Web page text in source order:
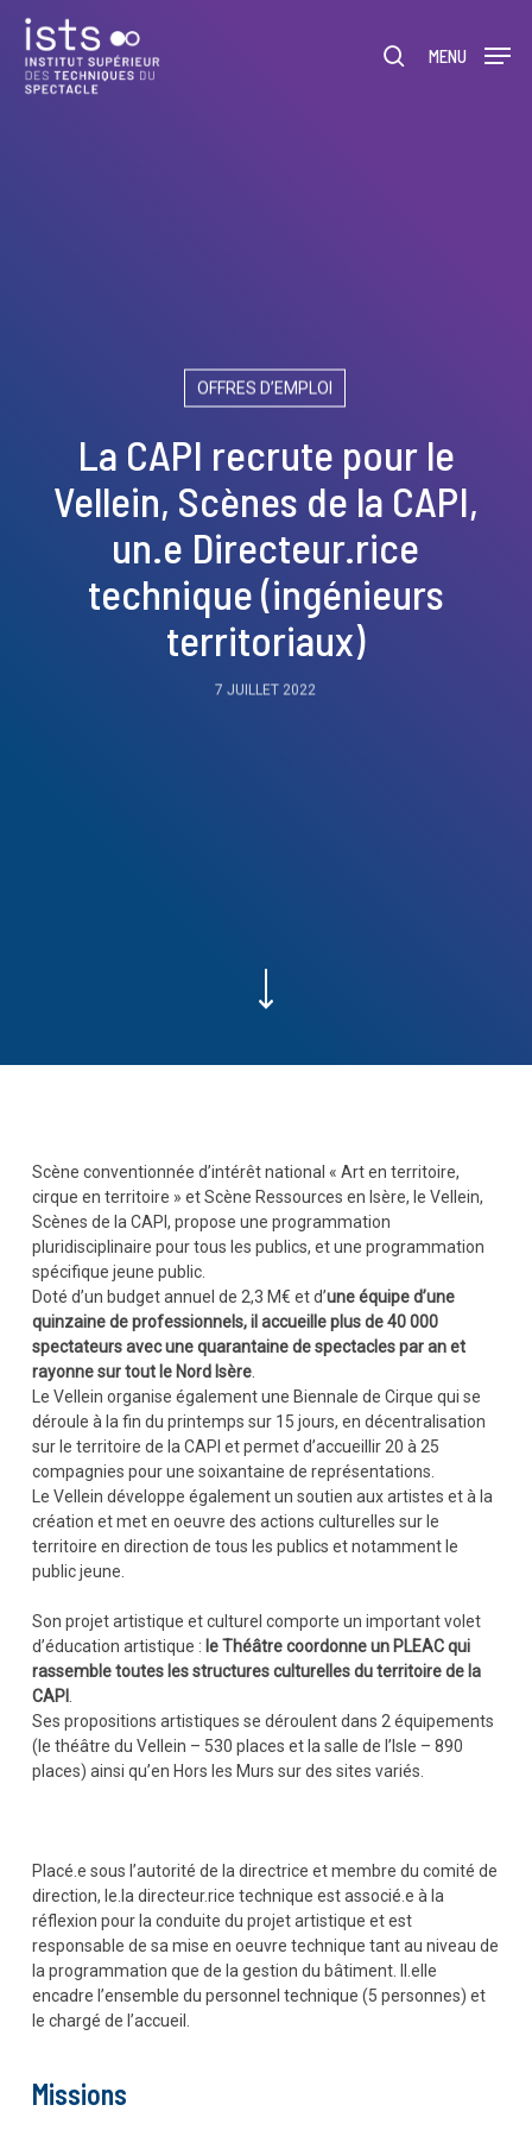
main
content
rechercher
MENU
OFFRES D’EMPLOI
La CAPI recrute pour le
Vellein, Scènes de la CAPI,
un.e Directeur.rice
technique (ingénieurs
territoriaux)
7 JUILLET 2022
Scène conventionnée d’intérêt national « Art en territoire,
cirque en territoire » et Scène Ressources en Isère, le Vellein,
Scènes de la CAPI, propose une programmation
pluridisciplinaire pour tous les publics, et une programmation
spécifique jeune public.
Doté d’un budget annuel de 2,3 M€ et d’une équipe d’une
quinzaine de professionnels, il accueille plus de 40 000
spectateurs avec une quarantaine de spectacles par an et
rayonne sur tout le Nord Isère.
Le Vellein organise également une Biennale de Cirque qui se
déroule à la fin du printemps sur 15 jours, en décentralisation
sur le territoire de la CAPI et permet d’accueillir 20 à 25
compagnies pour une soixantaine de représentations.
Le Vellein développe également un soutien aux artistes et à la
création et met en oeuvre des actions culturelles sur le
territoire en direction de tous les publics et notamment le
public jeune.
Son projet artistique et culturel comporte un important volet
d’éducation artistique : le Théâtre coordonne un PLEAC qui
rassemble toutes les structures culturelles du territoire de la
CAPI
Ses propositions artistiques se déroulent dans 2 équipements
(le théâtre du Vellein – 530 places et la salle de l’Isle – 890
places) ainsi qu’en Hors les Murs sur des sites variés.
Placé.e sous l’autorité de la directrice et membre du comité de
direction, le.la directeur.rice technique est associé.e à la
réflexion pour la conduite du projet artistique et est
responsable de sa mise en oeuvre technique tant au niveau de
la programmation que de la gestion du bâtiment. Il.elle
encadre l’ensemble du personnel technique (5 personnes) et
le chargé de l’accueil.
Missions